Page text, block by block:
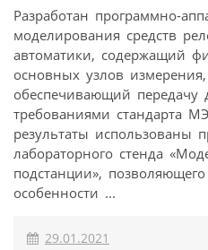
Разработан программно-
моделирования средств
автоматики, содержащий
основных узлов
обеспечивающий передачу
требованиями стандарта
результаты использованы
лабораторного стенда
подстанции»,
особенности ...
29.01.2021